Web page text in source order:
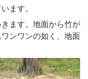
ます。
ます。地面から竹が
ンワンの如く、地面